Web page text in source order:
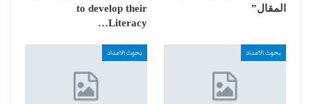
المقال”
to develop their
Literacy…
بحوث الاعداد بحوث الاعداد